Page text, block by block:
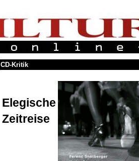
CD-Kritik
Elegische
Zeitreise